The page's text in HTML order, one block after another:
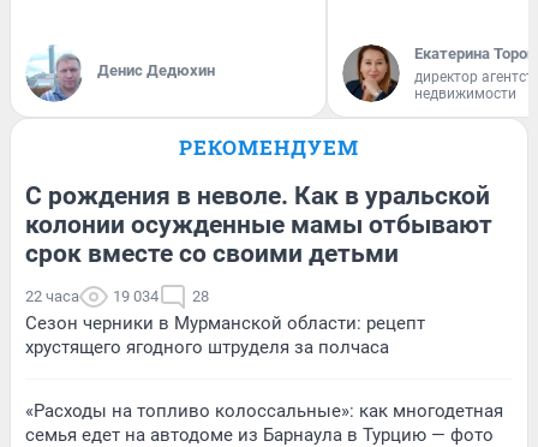
Денис Дедюхин
Екатерина
директор
недвижимости
РЕКОМЕНДУЕМ
С рождения в неволе. Как в уральской
колонии осужденные мамы отбывают
срок вместе со своими детьми
22 часа 19 034 28
Сезон черники в Мурманской области: рецепт
хрустящего ягодного штруделя за полчаса
«Расходы на топливо колоссальные»: как многодетная
семья едет на автодоме из Барнаула в Турцию — фото